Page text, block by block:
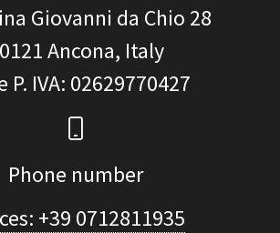
Giovanni da Chio 28
Ancona, Italy
P. IVA: 02629770427
Phone number
+39 0712811935